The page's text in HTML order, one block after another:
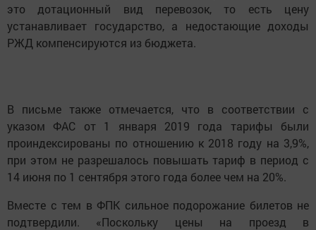
это дотационный вид перевозок, то есть цену
устанавливает государство, а недостающие доходы
РЖД компенсируются из бюджета.
В письме также отмечается, что в соответствии с
указом ФАС от 1 января 2019 года тарифы были
проиндексированы по отношению к 2018 году на 3,9%,
при этом не разрешалось повышать тариф в период с
14 июня по 1 сентября этого года более чем на 20%.
Вместе с тем в ФПК сильное подорожание билетов не
подтвердили. «Поскольку цены на проезд в